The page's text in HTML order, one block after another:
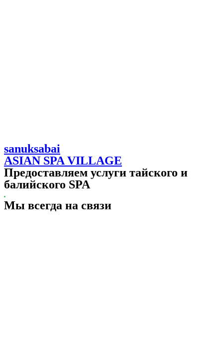
sanuksabai
ASIAN SPA VILLAGE
Предоставляем услуги тайского и
балийского SPA
Мы всегда на связи